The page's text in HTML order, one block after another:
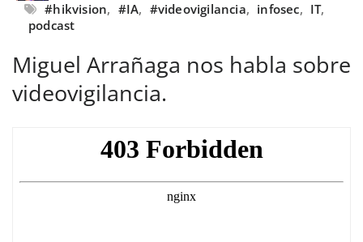
#hikvision, #IA, #videovigilancia, infosec, IT,
podcast
Miguel Arrañaga nos habla sobre
videovigilancia.